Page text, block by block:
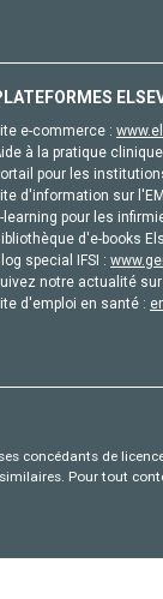
e-commerce :
à la pratique
pour les
d'information sur
learning pour les
d'e-books
special IFSI :
notre actualité
d'emploi en santé :
concédants de
Pour tout